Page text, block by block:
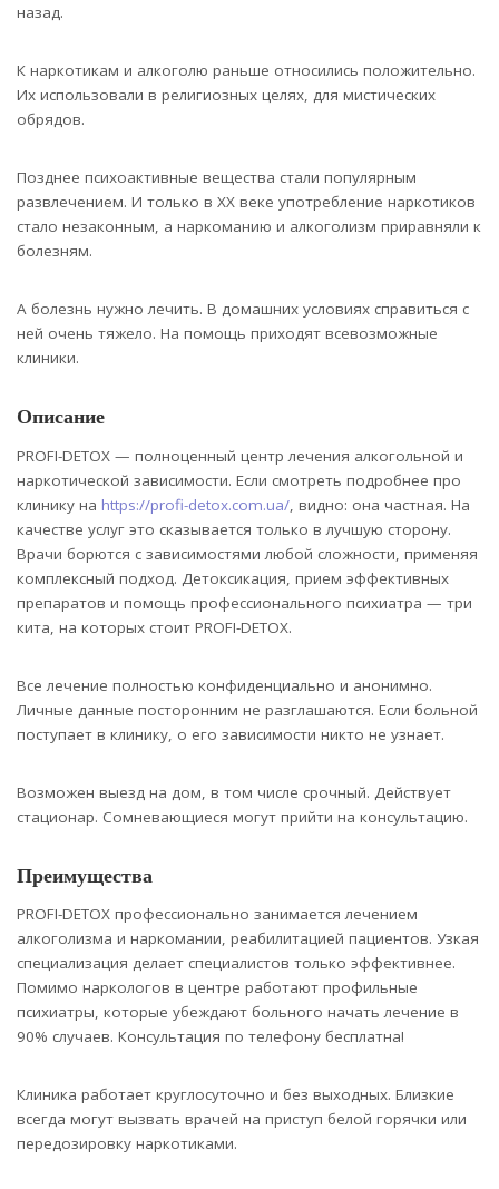
назад.
К наркотикам и алкоголю раньше относились положительно.
Их использовали в религиозных целях, для мистических
обрядов.
Позднее психоактивные вещества стали популярным
развлечением. И только в XX веке употребление наркотиков
стало незаконным, а наркоманию и алкоголизм приравняли к
болезням.
А болезнь нужно лечить. В домашних условиях справиться с
ней очень тяжело. На помощь приходят всевозможные
клиники.
Описание
PROFI-DETOX — полноценный центр лечения алкогольной и
наркотической зависимости. Если смотреть подробнее про
клинику на https://profi-detox.com.ua/, видно: она частная. На
качестве услуг это сказывается только в лучшую сторону.
Врачи борются с зависимостями любой сложности, применяя
комплексный подход. Детоксикация, прием эффективных
препаратов и помощь профессионального психиатра — три
кита, на которых стоит PROFI-DETOX.
Все лечение полностью конфиденциально и анонимно.
Личные данные посторонним не разглашаются. Если больной
поступает в клинику, о его зависимости никто не узнает.
Возможен выезд на дом, в том числе срочный. Действует
стационар. Сомневающиеся могут прийти на консультацию.
Преимущества
PROFI-DETOX профессионально занимается лечением
алкоголизма и наркомании, реабилитацией пациентов. Узкая
специализация делает специалистов только эффективнее.
Помимо наркологов в центре работают профильные
психиатры, которые убеждают больного начать лечение в
90% случаев. Консультация по телефону бесплатна!
Клиника работает круглосуточно и без выходных. Близкие
всегда могут вызвать врачей на приступ белой горячки или
передозировку наркотиками.